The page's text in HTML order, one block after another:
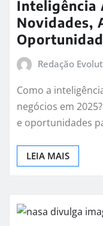
Inteligência
Novidades,
Redação
Como a
negócios em
e oportunidades
LEIA MAIS